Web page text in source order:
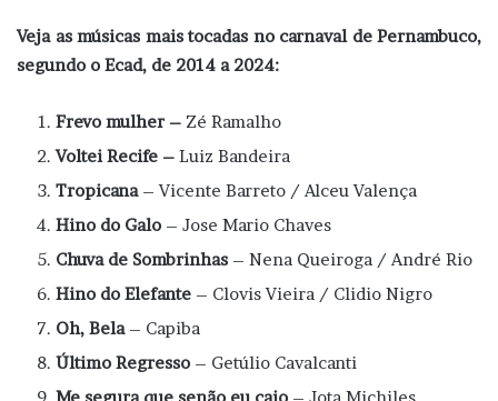
Veja as músicas mais tocadas no carnaval de Pernambuco,
segundo o Ecad, de 2014 a 2024:
Frevo mulher – Zé Ramalho
Voltei Recife – Luiz Bandeira
Tropicana– Vicente Barreto / Alceu Valença
Hino do Galo – Jose Mario Chaves
Chuva de Sombrinhas – Nena Queiroga / André Rio
Hino do Elefante – Clovis Vieira / Clidio Nigro
Oh, Bela– Capiba
Último Regresso – Getúlio Cavalcanti
Me segura que senão eu caio – Jota Michiles